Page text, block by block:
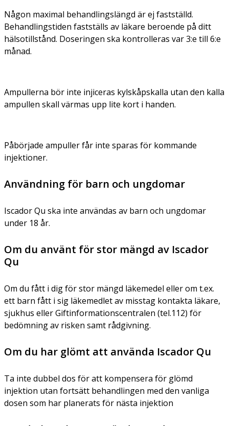
Någon maximal behandlingslängd är ej fastställd.
Behandlingstiden fastställs av läkare beroende på ditt
hälsotillstånd. Doseringen ska kontrolleras var 3:e till 6:e
månad.
Ampullerna bör inte injiceras kylskåpskalla utan den kalla
ampullen skall värmas upp lite kort i handen.
Påbörjade ampuller får inte sparas för kommande
injektioner.
Användning för barn och ungdomar
Iscador Qu ska inte användas av barn och ungdomar
under 18 år.
Om du använt för stor mängd av Iscador
Qu
Om du fått i dig för stor mängd läkemedel eller om t.ex.
ett barn fått i sig läkemedlet av misstag kontakta läkare,
sjukhus eller Giftinformationscentralen (tel.112) för
bedömning av risken samt rådgivning.
Om du har glömt att använda Iscador Qu
Ta inte dubbel dos för att kompensera för glömd
injektion utan fortsätt behandlingen med den vanliga
dosen som har planerats för nästa injektion